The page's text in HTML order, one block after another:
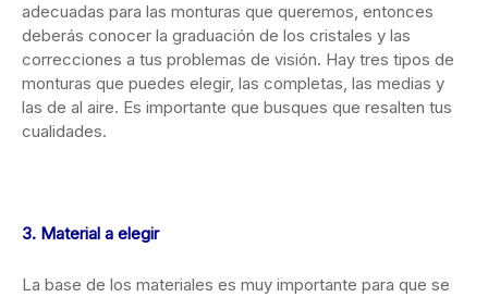
adecuadas para las monturas que queremos, entonces
deberás conocer la graduación de los cristales y las
correcciones a tus problemas de visión. Hay tres tipos de
monturas que puedes elegir, las completas, las medias y
las de al aire. Es importante que busques que resalten tus
cualidades.
3. Material a elegir
La base de los materiales es muy importante para que se